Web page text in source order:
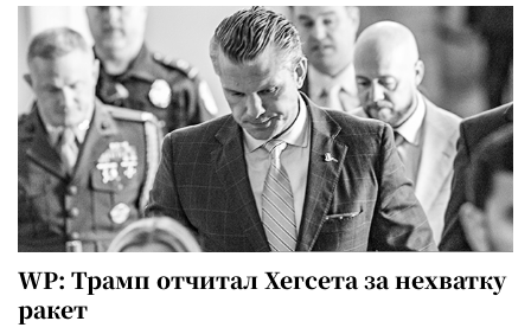
WP: Трамп отчитал Хегсета за нехватку
ракет